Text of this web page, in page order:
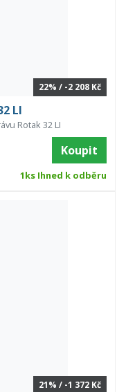
22% / -2 208 Kč
LI
Rotak 32 LI
Koupit
1ks Ihned k odběru
21% / -1 372 Kč